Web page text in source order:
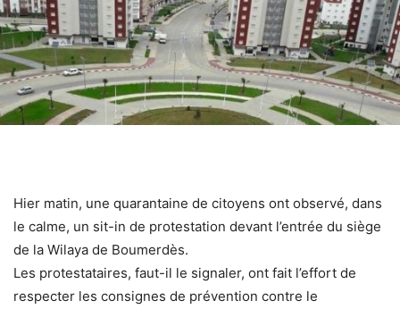
Hier matin, une quarantaine de citoyens ont observé, dans
le calme, un sit-in de protestation devant l’entrée du siège
de la Wilaya de Boumerdès.
Les protestataires, faut-il le signaler, ont fait l’effort de
respecter les consignes de prévention contre le